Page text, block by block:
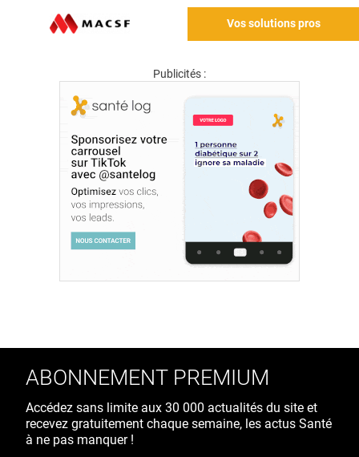
Vos solutions pros
Publicités :
ABONNEMENT PREMIUM
Accédez sans limite aux 30 000 actualités du site et
recevez gratuitement chaque semaine, les actus Santé
à ne pas manquer !